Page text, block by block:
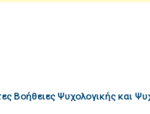
Βοήθειες Ψυχολογικής και